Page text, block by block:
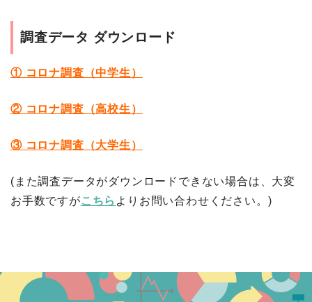
調査データ ダウンロード
① コロナ調査（中学生）
② コロナ調査（高校生）
③ コロナ調査（大学生）
(また調査データがダウンロードできない場合は、大変
お手数ですがこちら よりお問い合わせください。)